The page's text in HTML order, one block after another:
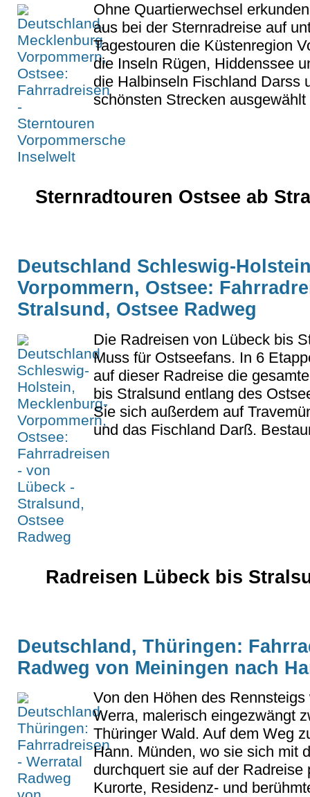
Ohne Quartierwechsel
aus bei der Sternradreise auf
Tagestouren die Küstenregion
die Inseln Rügen, Hiddenssee
die Halbinseln Fischland Darss
schönsten Strecken
Sternradtouren Ostsee ab
Deutschland Schleswig-
Vorpommern, Ostsee:
Stralsund, Ostsee Radweg
Die Radreisen von Lübeck bis
Muss für Ostseefans. In 6
auf dieser Radreise die
bis Stralsund entlang des
Sie sich außerdem auf
und das Fischland Darß.
Radreisen Lübeck bis
Deutschland, Thüringen:
Radweg von Meiningen nach
Von den Höhen des
Werra, malerisch eingezwängt
Thüringer Wald. Auf dem Weg
Hann. Münden, wo sie sich mit
durchquert sie auf der
Kurorte, Residenz- und